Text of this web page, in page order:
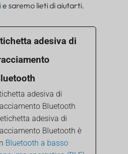
e saremo lieti di aiutarti.
adesiva di
adesiva di
Bluetooth
adesiva di
Bluetooth è
Bluetooth a basso